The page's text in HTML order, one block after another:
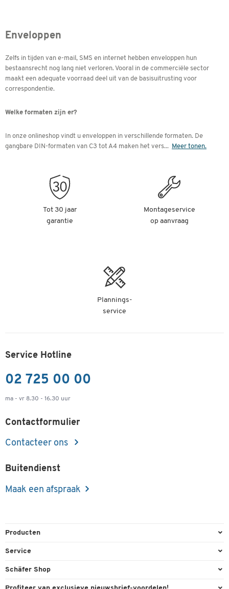
Enveloppen
Zelfs in tijden van e-mail, SMS en internet hebben enveloppen hun
bestaansrecht nog lang niet verloren. Vooral in de commerciële sector
maakt een adequate voorraad deel uit van de basisuitrusting voor
correspondentie.
Welke formaten zijn er?
In onze onlineshop vindt u enveloppen in verschillende formaten. De
gangbare DIN-formaten van C3 tot A4 maken het vers... Meer tonen.
Tot 30 jaar
garantie
Montageservice
op aanvraag
Plannings-
service
Service Hotline
02 725 00 00
ma - vr 8.30 - 16.30 uur
Contactformulier
Contacteer ons
Buitendienst
Maak een afspraak
Producten
Kantoorbenodigdheden
Service
Bestelling herroepen
Schäfer Shop
Algemene voorwaarden